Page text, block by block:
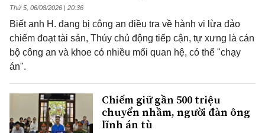
Thứ 5, 06/08/2026 | 20:36
Biết anh H. đang bị công an điều tra về hành vi lừa đảo
chiếm đoạt tài sản, Thúy chủ động tiếp cận, tự xưng là cán
bộ công an và khoe có nhiều mối quan hệ, có thể "chạy
án".
Chiếm giữ gần 500 triệu
chuyển nhầm, người đàn ông
lĩnh án tù